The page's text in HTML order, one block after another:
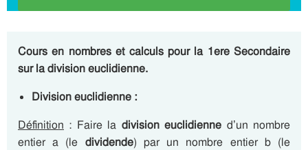
Cours en nombres et calculs pour la 1ere Secondaire
sur la division euclidienne.
Division euclidienne :
Définition : Faire la division euclidienne d’un nombre
entier a (le dividende) par un nombre entier b (le